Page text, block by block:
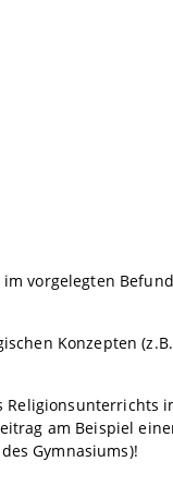
vorgelegten
Konzepten
am Beispiel
Gymnasiums)!